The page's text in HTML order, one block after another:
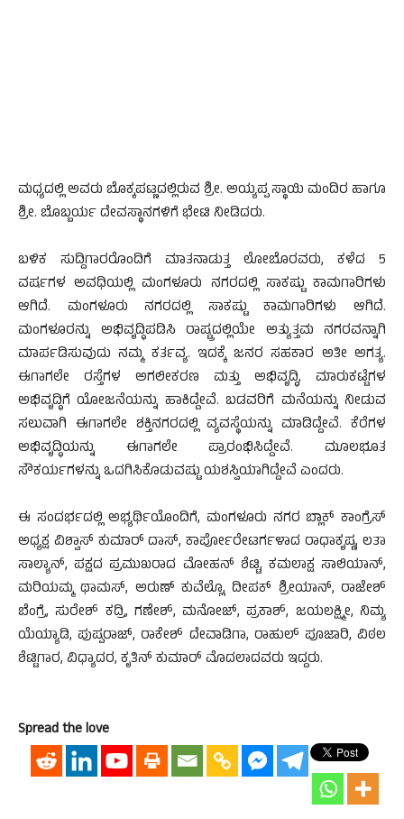
ಮಧ್ಯದಲ್ಲಿ ಅವರು ಬೊಕ್ಕಪಟ್ಣದಲ್ಲಿರುವ ಶ್ರೀ. ಅಯ್ಯಪ್ಪ ಸ್ಥಾಯಿ ಮಂದಿರ ಹಾಗೂ
ಶ್ರೀ. ಬೊಬ್ಬರ್ಯ ದೇವಸ್ಥಾನಗಳಿಗೆ ಭೇಟಿ ನೀಡಿದರು.
ಬಳಿಕ ಸುದ್ದಿಗಾರರೊಂದಿಗೆ ಮಾತನಾಡುತ್ತ ಲೋಬೊರವರು, ಕಳೆದ 5
ವರ್ಷಗಳ ಅವಧಿಯಲ್ಲಿ ಮಂಗಳೂರು ನಗರದಲ್ಲಿ ಸಾಕಷ್ಟು ಕಾಮಗಾರಿಗಳು
ಆಗಿದೆ. ಮಂಗಳೂರು ನಗರದಲ್ಲಿ ಸಾಕಷ್ಟು ಕಾಮಗಾರಿಗಳು ಆಗಿದೆ.
ಮಂಗಳೂರನ್ನು ಅಭಿವೃದ್ಧಿಪಡಿಸಿ ರಾಷ್ಟ್ರದಲ್ಲಿಯೇ ಅತ್ಯುತ್ತಮ ನಗರವನ್ನಾಗಿ
ಮಾರ್ಪಡಿಸುವುದು ನಮ್ಮ ಕರ್ತವ್ಯ. ಇದಕ್ಕೆ ಜನರ ಸಹಕಾರ ಅತೀ ಅಗತ್ಯ.
ಈಗಾಗಲೇ ರಸ್ತೆಗಳ ಅಗಲೀಕರಣ ಮತ್ತು ಅಭಿವೃದ್ಧಿ, ಮಾರುಕಟ್ಟೆಗಳ
ಅಭಿವೃದ್ಧಿಗೆ ಯೋಜನೆಯನ್ನು ಹಾಕಿದ್ದೇವೆ. ಬಡವರಿಗೆ ಮನೆಯನ್ನು ನೀಡುವ
ಸಲುವಾಗಿ ಈಗಾಗಲೇ ಶಕ್ತಿನಗರದಲ್ಲಿ ವ್ಯವಸ್ಥೆಯನ್ನು ಮಾಡಿದ್ದೇವೆ. ಕೆರೆಗಳ
ಅಭಿವೃದ್ಧಿಯನ್ನು ಈಗಾಗಲೇ ಪ್ರಾರಂಭಿಸಿದ್ದೇವೆ. ಮೂಲಭೂತ
ಸೌಕರ್ಯಗಳನ್ನು ಒದಗಿಸಿಕೊಡುವಷ್ಟು ಯಶಸ್ವಿಯಾಗಿದ್ದೇವೆ ಎಂದರು.
ಈ ಸಂದರ್ಭದಲ್ಲಿ ಅಭ್ಯರ್ಥಿಯೊಂದಿಗೆ, ಮಂಗಳೂರು ನಗರ ಬ್ಲಾಕ್ ಕಾಂಗ್ರೆಸ್
ಅಧ್ಯಕ್ಷ ವಿಶ್ವಾಸ್ ಕುಮಾರ್ ದಾಸ್, ಕಾರ್ಪೋರೇಟರ್ಗಳಾದ ರಾಧಾಕೃಷ್ಣ, ಲತಾ
ಸಾಲ್ಯಾನ್, ಪಕ್ಷದ ಪ್ರಮುಖರಾದ ಮೋಹನ್ ಶೆಟ್ಟಿ, ಕಮಲಾಕ್ಷ ಸಾಲಿಯಾನ್,
ಮರಿಯಮ್ಮ ಥಾಮಸ್, ಅರುಣ್ ಕುವೆಲ್ಲೊ, ದೀಪಕ್ ಶ್ರೀಯಾನ್, ರಾಜೇಶ್
ಬೆಂಗ್ರೆ, ಸುರೇಶ್ ಕದ್ರಿ, ಗಣೇಶ್, ಮನೋಜ್, ಪ್ರಕಾಶ್, ಜಯಲಕ್ಷ್ಮೀ, ನಿಮ್ಯ
ಯೆಯ್ಯಾಡಿ, ಪುಷ್ಪರಾಜ್, ರಾಕೇಶ್ ದೇವಾಡಿಗಾ, ರಾಹುಲ್ ಪೂಜಾರಿ, ವಿಠಲ
ಶೆಟ್ಟಿಗಾರ, ವಿಧ್ಯಾದರ, ಕೃತಿನ್ ಕುಮಾರ್ ಮೊದಲಾದವರು ಇದ್ದರು.
Spread the love